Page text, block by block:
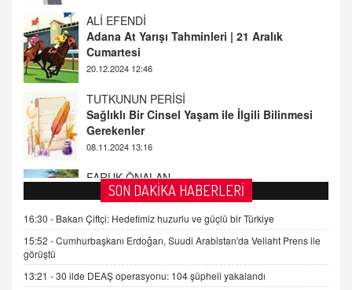
TUTKUNUN PERİSİ
Sağlıklı Bir Cinsel Yaşam ile İlgili Bilinmesi
Gerekenler
FARUK ÖNALAN
Tezkere Onaylanmasaydı…
AV. DOĞAN CAN DOĞAN
Kişisel verilerin korunması ve dijital hukukun
gelişimi
15.09.2025 16:17
SEHER EREK
Kış Ayları Geldi, Hangi Önlemler Alınmalı?
SON DAKİKA HABERLERİ
16:30 - Bakan Çiftçi: Hedefimiz huzurlu ve güçlü bir Türkiye
15:52 -Cumhurbaşkanı Erdoğan, Suudi Arabistan'da Veliaht Prens ile
görüştü
13:21 -30 ilde DEAŞ operasyonu: 104 şüpheli yakalandı